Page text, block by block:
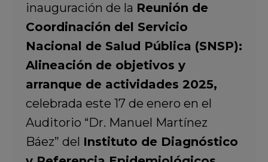
inauguración de la Reunión de
Coordinación del Servicio
Nacional de Salud Pública (SNSP):
Alineación de objetivos y
arranque de actividades 2025,
celebrada este 17 de enero en el
Auditorio “Dr. Manuel Martínez
Báez” del Instituto de Diagnóstico